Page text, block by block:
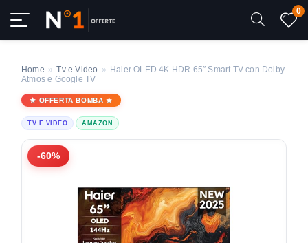
0
Home » Tv e Video » Haier OLED 4K HDR 65″ Smart TV con Dolby
Atmos e Google TV
OFFERTA BOMBA
TV E VIDEO AMAZON
-60%